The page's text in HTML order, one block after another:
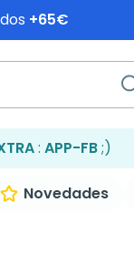
+65€
: APP-FB;)
Novedades